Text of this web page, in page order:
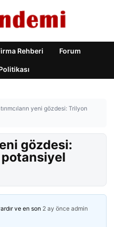
Rehberi Forum
yeni gözdesi: Trilyon
gözdesi:
ve en son 2 ay önce admin